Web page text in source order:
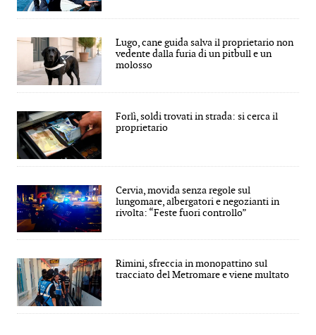
Lugo, cane guida salva il proprietario non
vedente dalla furia di un pitbull e un
molosso
Forlì, soldi trovati in strada: si cerca il
proprietario
Cervia, movida senza regole sul
lungomare, albergatori e negozianti in
rivolta: “Feste fuori controllo”
Rimini, sfreccia in monopattino sul
tracciato del Metromare e viene multato